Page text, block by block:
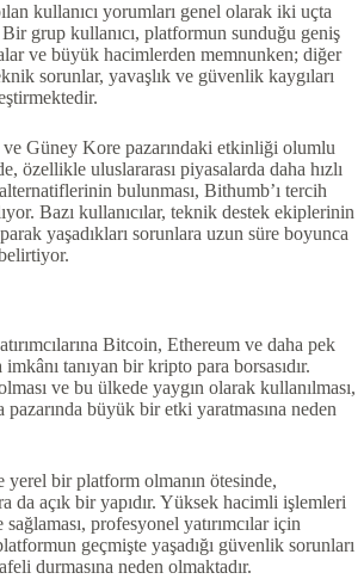
kullanıcı yorumları genel olarak iki uçta
grup kullanıcı, platformun sunduğu geniş
ve büyük hacimlerden memnunken; diğer
sorunlar, yavaşlık ve güvenlik kaygıları
ve Güney Kore pazarındaki etkinliği olumlu
özellikle uluslararası piyasalarda daha hızlı
bulunması, Bithumb’ı tercih
Bazı kullanıcılar, teknik destek ekiplerinin
yaşadıkları sorunlara uzun süre boyunca
Bitcoin, Ethereum ve daha pek
tanıyan bir kripto para borsasıdır.
ve bu ülkede yaygın olarak kullanılması,
büyük bir etki yaratmasına neden
yerel bir platform olmanın ötesinde,
da açık bir yapıdır. Yüksek hacimli işlemleri
profesyonel yatırımcılar için
geçmişte yaşadığı güvenlik sorunları
durmasına neden olmaktadır.